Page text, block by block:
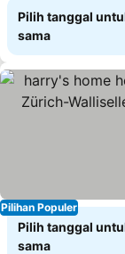
Pilih tanggal
sama
Pilihan Populer
Pilih tanggal
sama